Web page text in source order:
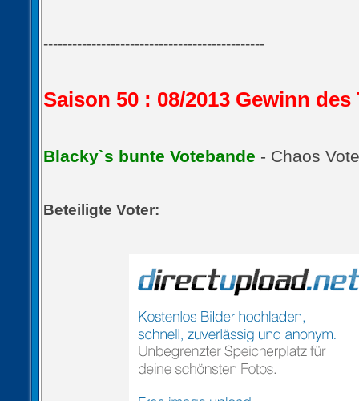
----------------------------------------------
Saison 50 : 08/2013 Gewinn
Blacky`s bunte Votebande - Chaos
Beteiligte Voter: